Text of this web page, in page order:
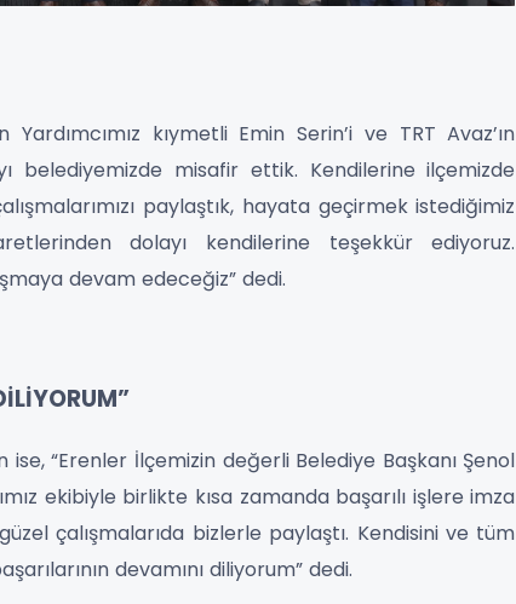
kıymetli Emin Serin’i ve TRT Avaz’ın
belediyemizde misafir ettik. Kendilerine ilçemizde
paylaştık, hayata geçirmek istediğimiz
dolayı kendilerine teşekkür ediyoruz.
devam edeceğiz” dedi.
ise, “Erenler İlçemizin değerli Belediye Başkanı Şenol
ekibiyle birlikte kısa zamanda başarılı işlere imza
çalışmalarıda bizlerle paylaştı. Kendisini ve tüm
devamını diliyorum” dedi.